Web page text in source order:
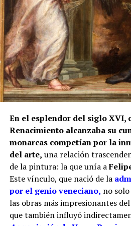
Sin embargo, otro documento
Manuel Clavijo Andújar,
fundamental. Al presentarse
en la iglesia de San Miguel de
Juan de los Ríos Vallejo
profesionales la reja del coro
Marchena, afirmando que en
la ayuda de su padre.
para la capilla mayor de la
Casa Grande de San Francisco
Por tanto, más que buscar
más correcto hablar del taller
habría transmitido el oficio a
Juan fue adquiriendo
responsabilidad artística. La
una obra de juventud
con la colaboración paterna.
En el esplendor del siglo XVI,
Renacimiento alcanzaba su
monarcas competían por la
del arte, una relación
de la pintura: la que unía a
Este vínculo, que nació de la
por el genio veneciano, no
las obras más impresionantes
que también influyó